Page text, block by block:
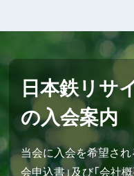
日本鉄リサ
の入会案内
当会に入会を希望さ
会申込書」及び「会社